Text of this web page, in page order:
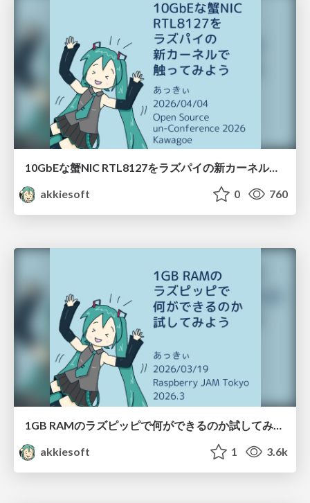
10GbEな蟹NIC RTL8127をラズパイの新カーネルで触ってみよう / 20260404-osunc26kg-rtl8127-on-pi5
akkiesoft
0 760
1GB RAMのラズピッピで何ができるのか試してみよう / 20260319-rpijam-1gb-rpi-whats-possible
akkiesoft
1 3.6k